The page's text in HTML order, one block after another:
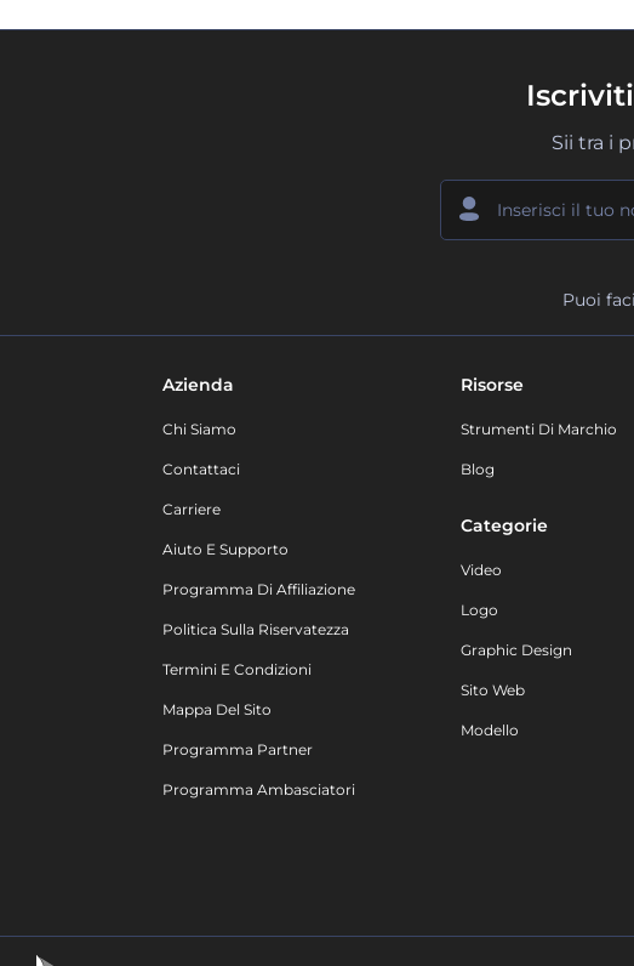
Sii tra i
Puoi
Azienda
Chi Siamo
Contattaci
Carriere
Aiuto E Supporto
Programma Di Affiliazione
Politica Sulla Riservatezza
Termini E Condizioni
Mappa Del Sito
Programma Partner
Programma Ambasciatori
Risorse
Strumenti Di Marchio
Blog
Categorie
Video
Logo
Graphic Design
Sito Web
Modello